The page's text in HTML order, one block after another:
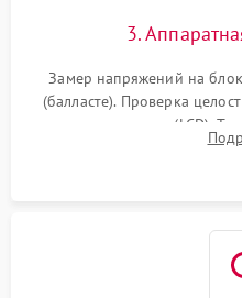
3.
Замер напряжений на
(балласте). Проверка
или поляризаторов (LCD).
температуры и